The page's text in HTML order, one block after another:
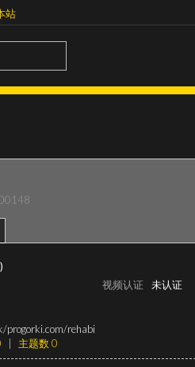
站
视频认证 未认证
rehabi
主题数 0